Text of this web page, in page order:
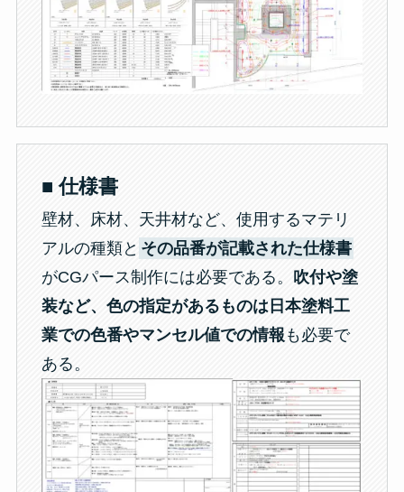
■ 仕様書
壁材、床材、天井材など、使用するマテリ
アルの種類と その品番が記載された仕様書
がCGパース制作には必要である。
吹付や塗
装など、色の指定があるものは日本塗料工
業での色番やマンセル値での情報 も必要で
ある。